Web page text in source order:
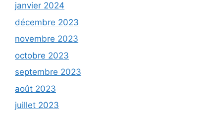
janvier 2024
décembre 2023
novembre 2023
octobre 2023
septembre 2023
août 2023
juillet 2023